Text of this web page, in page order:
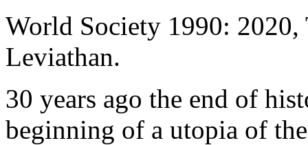
World Society 1990: 2020,
Leviathan.
30 years ago the end of
beginning of a utopia of